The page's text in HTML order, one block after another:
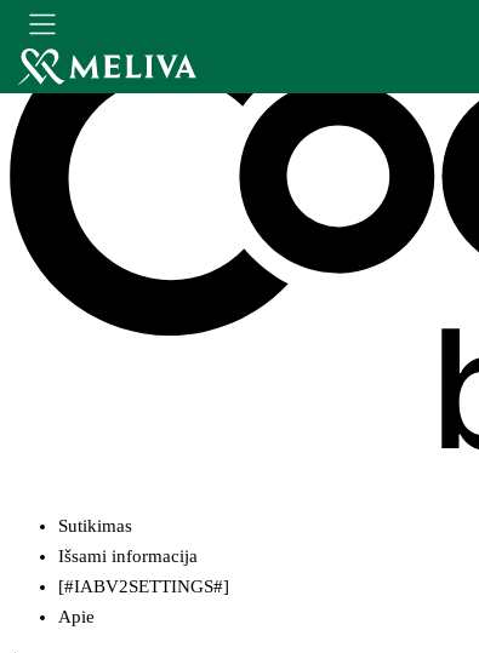
Sutikimas
Išsami informacija
[#IABV2SETTINGS#]
Apie